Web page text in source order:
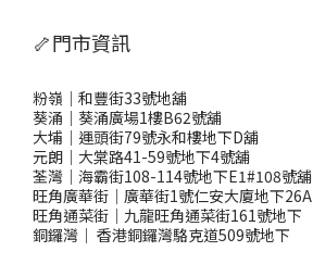
🦴門市資訊
粉嶺｜和豐街33號地舖
葵涌｜葵涌廣場1樓B62號舖
大埔｜運頭街79號永和樓地下D舖
元朗｜大棠路41-59號地下4號舖
荃灣｜海霸街108-114號地下E1#108號舖
旺角廣華街｜廣華街1號仁安大廈地下26A
旺角通菜街｜九龍旺角通菜街161號地下
銅鑼灣 ｜ 香港銅鑼灣駱克道509號地下